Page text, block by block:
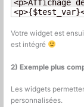
<p>Affichage
Votre widget est
est intégré
2) Exemple plus
Les widgets
personnalisées.